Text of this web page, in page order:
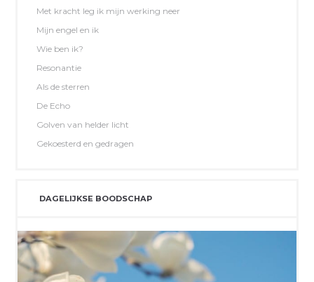
Met kracht leg ik mijn werking neer
Mijn engel en ik
Wie ben ik?
Resonantie
Als de sterren
De Echo
Golven van helder licht
Gekoesterd en gedragen
DAGELIJKSE BOODSCHAP